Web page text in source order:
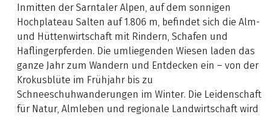
Inmitten der Sarntaler Alpen, auf dem sonnigen
Hochplateau Salten auf 1.806 m, befindet sich die Alm-
und Hüttenwirtschaft mit Rindern, Schafen und
Haflingerpferden. Die umliegenden Wiesen laden das
ganze Jahr zum Wandern und Entdecken ein – von der
Krokusblüte im Frühjahr bis zu
Schneeschuhwanderungen im Winter. Die Leidenschaft
für Natur, Almleben und regionale Landwirtschaft wird